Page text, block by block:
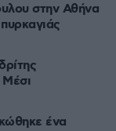
στην Αθήνα
Μέσι
ένα